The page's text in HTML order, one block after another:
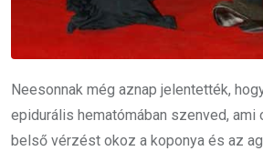
Neesonnak még aznap jelentették,
epidurális hematómában szenved, ami
belső vérzést okoz a koponya és az